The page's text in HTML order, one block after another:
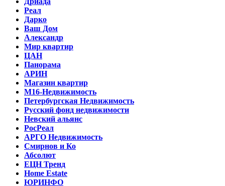
Реал
Дарко
Ваш Дом
Александр
Мир квартир
ЦАН
Панорама
АРИН
Магазин квартир
М16-Недвижимость
Петербургская Недвижимость
Русский фонд недвижимости
Невский альянс
РосРеал
АРГО Недвижимость
Смирнов и Ко
Абсолют
ЕЦН Тренд
Home Estate
ЮРИНФО